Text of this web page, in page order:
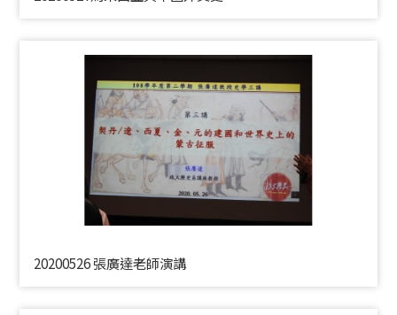
20200526 張廣達老師演講